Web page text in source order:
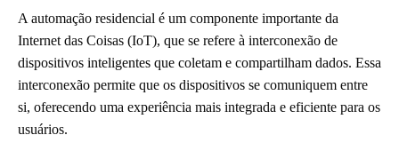
A automação residencial é um componente importante da
Internet das Coisas (IoT), que se refere à interconexão de
dispositivos inteligentes que coletam e compartilham dados. Essa
interconexão permite que os dispositivos se comuniquem entre
si, oferecendo uma experiência mais integrada e eficiente para os
usuários.